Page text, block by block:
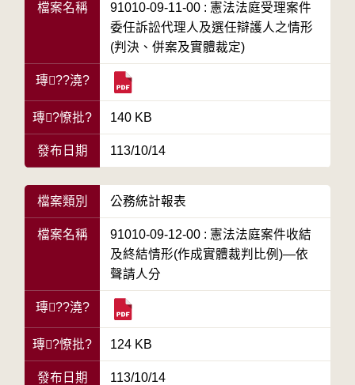
檔案名稱
91010-09-11-00 : 憲法法庭受理案件
委任訴訟代理人及選任辯護人之情形
(判決、併案及實體裁定)
瑼??澆?
瑼?憭批? 140 KB
發布日期 113/10/14
檔案類別 公務統計報表
檔案名稱
91010-09-12-00 : 憲法法庭案件收結
及終結情形(作成實體裁判比例)—依
聲請人分
瑼??澆?
瑼?憭批? 124 KB
發布日期 113/10/14